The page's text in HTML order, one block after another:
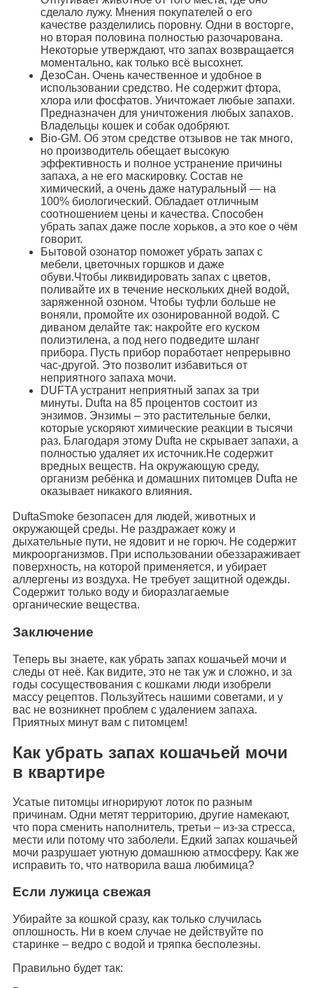
сделало лужу. Мнения покупателей о его
качестве разделились поровну. Одни в восторге,
но вторая половина полностью разочарована.
Некоторые утверждают, что запах возвращается
моментально, как только всё высохнет.
ДезоСан. Очень качественное и удобное в
использовании средство. Не содержит фтора,
хлора или фосфатов. Уничтожает любые запахи.
Предназначен для уничтожения любых запахов.
Владельцы кошек и собак одобряют.
Bio-GM. Об этом средстве отзывов не так много,
но производитель обещает высокую
эффективность и полное устранение причины
запаха, а не его маскировку. Состав не
химический, а очень даже натуральный — на
100% биологический. Обладает отличным
соотношением цены и качества. Способен
убрать запах даже после хорьков, а это кое о чём
говорит.
Бытовой озонатор поможет убрать запах с
мебели, цветочных горшков и даже
обуви.Чтобы ликвидировать запах с цветов,
поливайте их в течение нескольких дней водой,
заряженной озоном. Чтобы туфли больше не
воняли, промойте их озонированной водой. С
диваном делайте так: накройте его куском
полиэтилена, а под него подведите шланг
прибора. Пусть прибор поработает непрерывно
час-другой. Это позволит избавиться от
неприятного запаха мочи.
DUFTA устранит неприятный запах за три
минуты. Dufta на 85 процентов состоит из
энзимов. Энзимы – это растительные белки,
которые ускоряют химические реакции в тысячи
раз. Благодаря этому Dufta не скрывает запахи, а
полностью удаляет их источник.Не содержит
вредных веществ. На окружающую среду,
организм ребёнка и домашних питомцев Dufta не
оказывает никакого влияния.
DuftaSmoke безопасен для людей, животных и
окружающей среды. Не раздражает кожу и
дыхательные пути, не ядовит и не горюч. Не содержит
микроорганизмов. При использовании обеззараживает
поверхность, на которой применяется, и убирает
аллергены из воздуха. Не требует защитной одежды.
Содержит только воду и биоразлагаемые
органические вещества.
Заключение
Теперь вы знаете, как убрать запах кошачьей мочи и
следы от неё. Как видите, это не так уж и сложно, и за
годы сосуществования с кошками люди изобрели
массу рецептов. Пользуйтесь нашими советами, и у
вас не возникнет проблем с удалением запаха.
Приятных минут вам с питомцем!
Как убрать запах кошачьей мочи
в квартире
Усатые питомцы игнорируют лоток по разным
причинам. Одни метят территорию, другие намекают,
что пора сменить наполнитель, третьи – из-за стресса,
мести или потому что заболели. Едкий запах кошачьей
мочи разрушает уютную домашнюю атмосферу. Как же
исправить то, что натворила ваша любимица?
Если лужица свежая
Убирайте за кошкой сразу, как только случилась
оплошность. Ни в коем случае не действуйте по
старинке – ведро с водой и тряпка бесполезны.
Правильно будет так: